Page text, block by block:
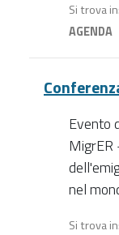
Si trova in
AGENDA
Evento
nel
Si trova in